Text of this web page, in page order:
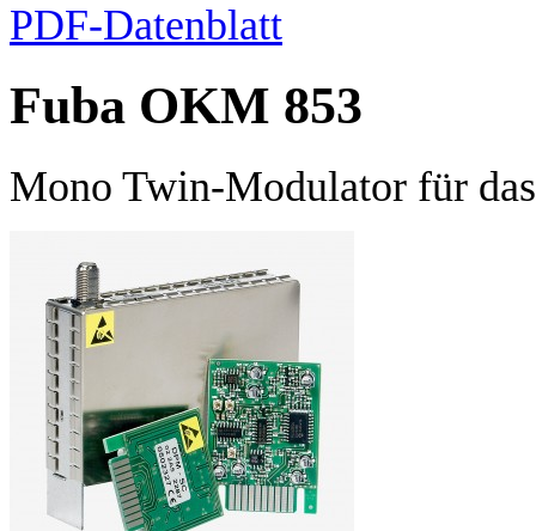
PDF-Datenblatt
Fuba OKM 853
Mono Twin-Modulator für